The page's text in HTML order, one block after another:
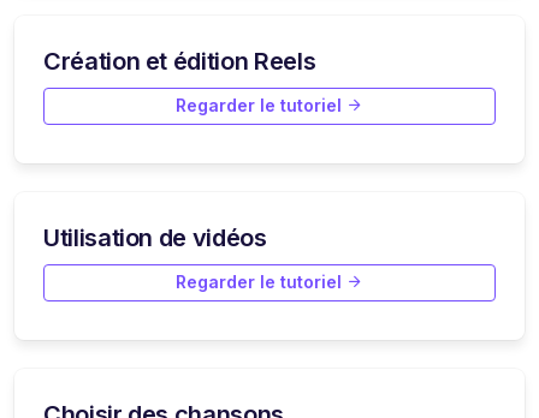
Création et édition Reels
Regarder le tutoriel
Utilisation de vidéos
Regarder le tutoriel